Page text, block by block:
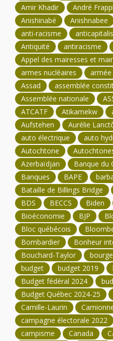
Amir Khadir
André
Anishinabé
Anishnabee
anti-racisme
Antiquité
antiracisme
Appel des mairesses et
armes nucléaires
armée
Assad
assemblée
Assemblée nationale
ATCATF
Atikamekw
Aufstehen
Aurélie
auto électrique
auto
Autochtone
Azerbaïdjan
Banque du
Banques
BAPE
Bataille de Billings Bridge
BDS
BECCS Biden
Bioéconomie
BJP
Bloc québécois
Bombardier
Bonheur
Bouchard-Taylor
budget
budget 2019
Budget fédéral 2024
Budget Québec 2024-25
Camille-Laurin
campagne électorale 2022
campisme
Canada